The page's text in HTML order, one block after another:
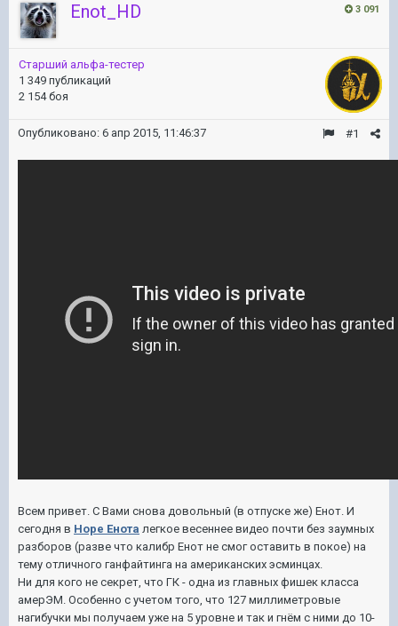
3 091
Enot_HD
Старший альфа-тестер
1 349 публикаций
2 154 боя
#1
Опубликовано: 6 апр 2015, 11:46:37
Всем привет. С Вами снова довольный (в отпуске же) Енот. И
сегодня в Норе Енота легкое весеннее видео почти без заумных
разборов (разве что калибр Енот не смог оставить в покое) на
тему отличного ганфайтинга на американских эсминцах.
Ни для кого не секрет, что ГК - одна из главных фишек класса
амерЭМ. Особенно с учетом того, что 127 миллиметровые
нагибучки мы получаем уже на 5 уровне и так и гнём с ними до 10-